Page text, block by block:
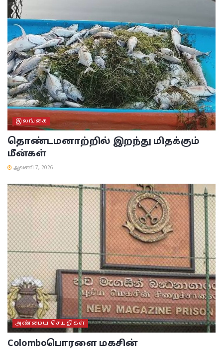
இலங்கை
தொண்டமனாற்றில் இறந்து மிதக்கும்
மீன்கள்
ஆவணி 7, 2026
அண்மைய செய்திகள்
Colomboபொரளை மகசின்